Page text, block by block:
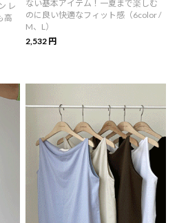
レ
高
ない基本アイテム！一夏まで楽しむ
のに良い快適なフィット感（6color /
M、L）
2,532 円